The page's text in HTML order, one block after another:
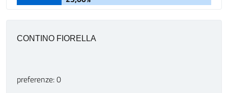
CONTINO FIORELLA
preferenze: 0